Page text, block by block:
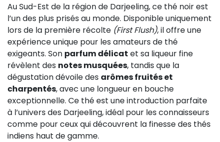
Au Sud-Est de la région de Darjeeling, ce thé noir est
l’un des plus prisés au monde. Disponible uniquement
lors de la première récolte (First Flush), il offre une
expérience unique pour les amateurs de thé
exigeants. Son parfum délicat et sa liqueur fine
révèlent des notes musquées, tandis que la
dégustation dévoile des arômes fruités et
charpentés, avec une longueur en bouche
exceptionnelle. Ce thé est une introduction parfaite
à l’univers des Darjeeling, idéal pour les connaisseurs
comme pour ceux qui découvrent la finesse des thés
indiens haut de gamme.